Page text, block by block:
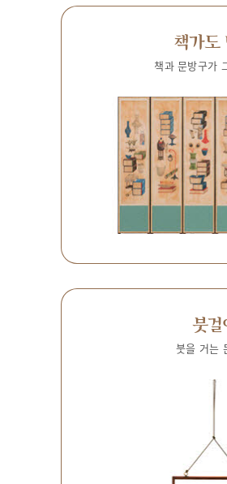
책가도
책과 문방구가
붓걸
붓을 거는